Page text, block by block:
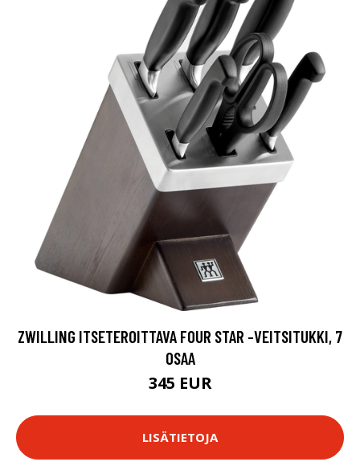
ZWILLING ITSETEROITTAVA FOUR STAR -VEITSITUKKI, 7
OSAA
345 EUR
LISÄTIETOJA